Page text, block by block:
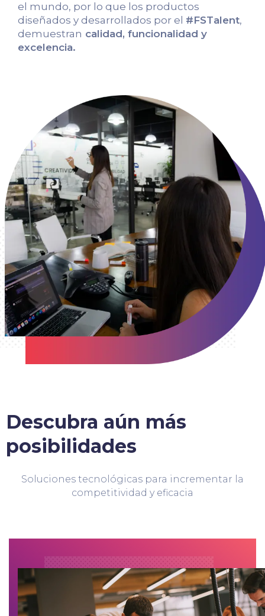
el mundo, por lo que los productos
diseñados y desarrollados por el #FSTalent,
demuestran calidad, funcionalidad y
excelencia.
Descubra aún más
posibilidades
Soluciones tecnológicas para incrementar la
competitividad y eficacia